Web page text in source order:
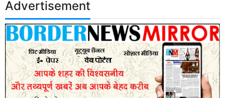
Advertisement